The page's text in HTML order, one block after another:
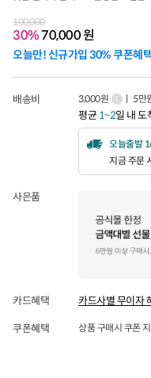
100,000
30%70,000원
오늘만! 신규가입 30% 쿠폰혜
배송비 3,000원 ㅣ 5만
평균1~2일 내 도
오늘출발
지금 주문
사은품
카드혜택 카드사별 무이자
쿠폰혜택 상품 구매시 쿠폰